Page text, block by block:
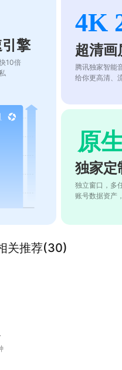
擎
10倍
4K
超清画
腾讯独家智能
给你更高清、
原
独家定
独立窗口，多
账号数据资产
关推荐(30)